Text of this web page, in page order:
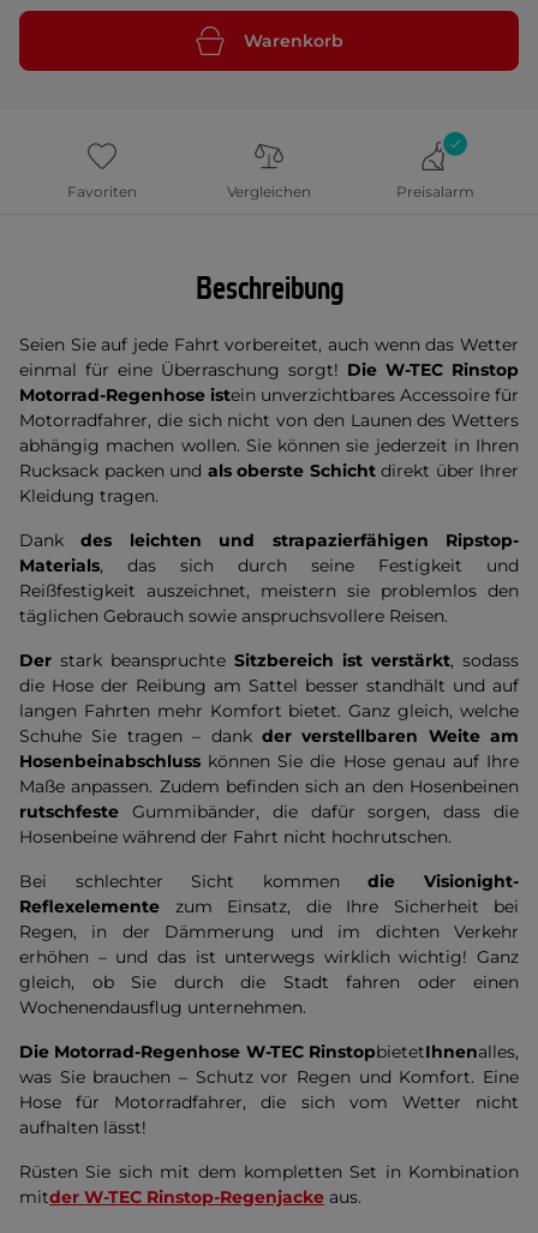
Warenkorb
Favoriten Vergleichen Preisalarm
Beschreibung
Seien Sie auf jede Fahrt vorbereitet, auch wenn das Wetter
einmal für eine Überraschung sorgt! Die W-TEC Rinstop
Motorrad-Regenhose istein unverzichtbares Accessoire für
Motorradfahrer, die sich nicht von den Launen des Wetters
abhängig machen wollen. Sie können sie jederzeit in Ihren
Rucksack packen und als oberste Schichtdirekt über Ihrer
Kleidung tragen.
Dankdes leichten und strapazierfähigen
Ripstop-
Materials, das sich durch seine Festigkeit und
Reißfestigkeit auszeichnet, meistern sie problemlos den
täglichen Gebrauch sowie anspruchsvollere Reisen.
Der stark beanspruchte Sitzbereich ist verstärkt, sodass
die Hose der Reibung am Sattel besser standhält und auf
langen Fahrten mehr Komfort bietet. Ganz gleich, welche
Schuhe Sie tragen – dank der verstellbaren Weite am
Hosenbeinabschluss können Sie die Hose genau auf Ihre
Maße anpassen. Zudem befinden sich an den Hosenbeinen
rutschfeste Gummibänder, die dafür sorgen, dass die
Hosenbeine während der Fahrt nicht hochrutschen.
Bei schlechter Sicht kommendie Visionight-
Reflexelemente zum Einsatz, die Ihre Sicherheit bei
Regen, in der Dämmerung und im dichten Verkehr
erhöhen – und das ist unterwegs wirklich wichtig! Ganz
gleich, ob Sie durch die Stadt fahren oder einen
Wochenendausflug unternehmen.
Die Motorrad-Regenhose W-TEC RinstopbietetIhnenalles,
was Sie brauchen – Schutz vor Regen und Komfort. Eine
Hose für Motorradfahrer, die sich vom Wetter nicht
aufhalten lässt!
Rüsten Sie sich mit dem kompletten Set in Kombination
mitder W-TEC Rinstop-Regenjacke aus.